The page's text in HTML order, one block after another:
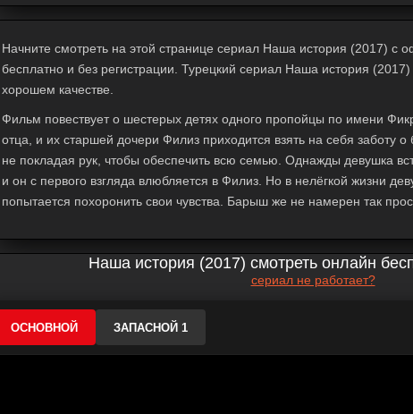
Начните смотреть на этой странице сериал Наша история (2017) с
бесплатно и без регистрации. Турецкий сериал Наша история
хорошем качестве.
Фильм повествует о шестерых детях одного пропойцы по имени
отца, и их старшей дочери Филиз приходится взять на себя заботу
не покладая рук, чтобы обеспечить всю семью. Однажды девушка
и он с первого взгляда влюбляется в Филиз. Но в нелёгкой жизни
попытается похоронить свои чувства. Барыш же не намерен так
Наша история (2017) смотреть онлайн
сериал не работает?
ОСНОВНОЙ ЗАПАСНОЙ 1